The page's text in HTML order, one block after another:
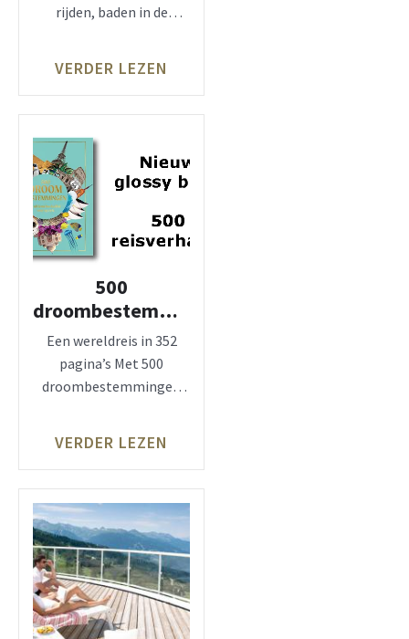
rijden, baden in de
VERDER LEZEN
500
droombestemmingen:
hét cadeauboek
voor wie van
reizen houdt
Een wereldreis in 352
pagina’s Met 500
droombestemmingen
VERDER LEZEN